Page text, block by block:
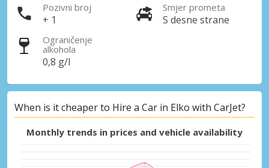
Pozivni broj
+ 1
Smjer prometa
S desne strane
Ograničenje
alkohola
0,8 g/l
When is it cheaper to Hire a Car in Elko with CarJet?
Monthly trends in prices and vehicle availability